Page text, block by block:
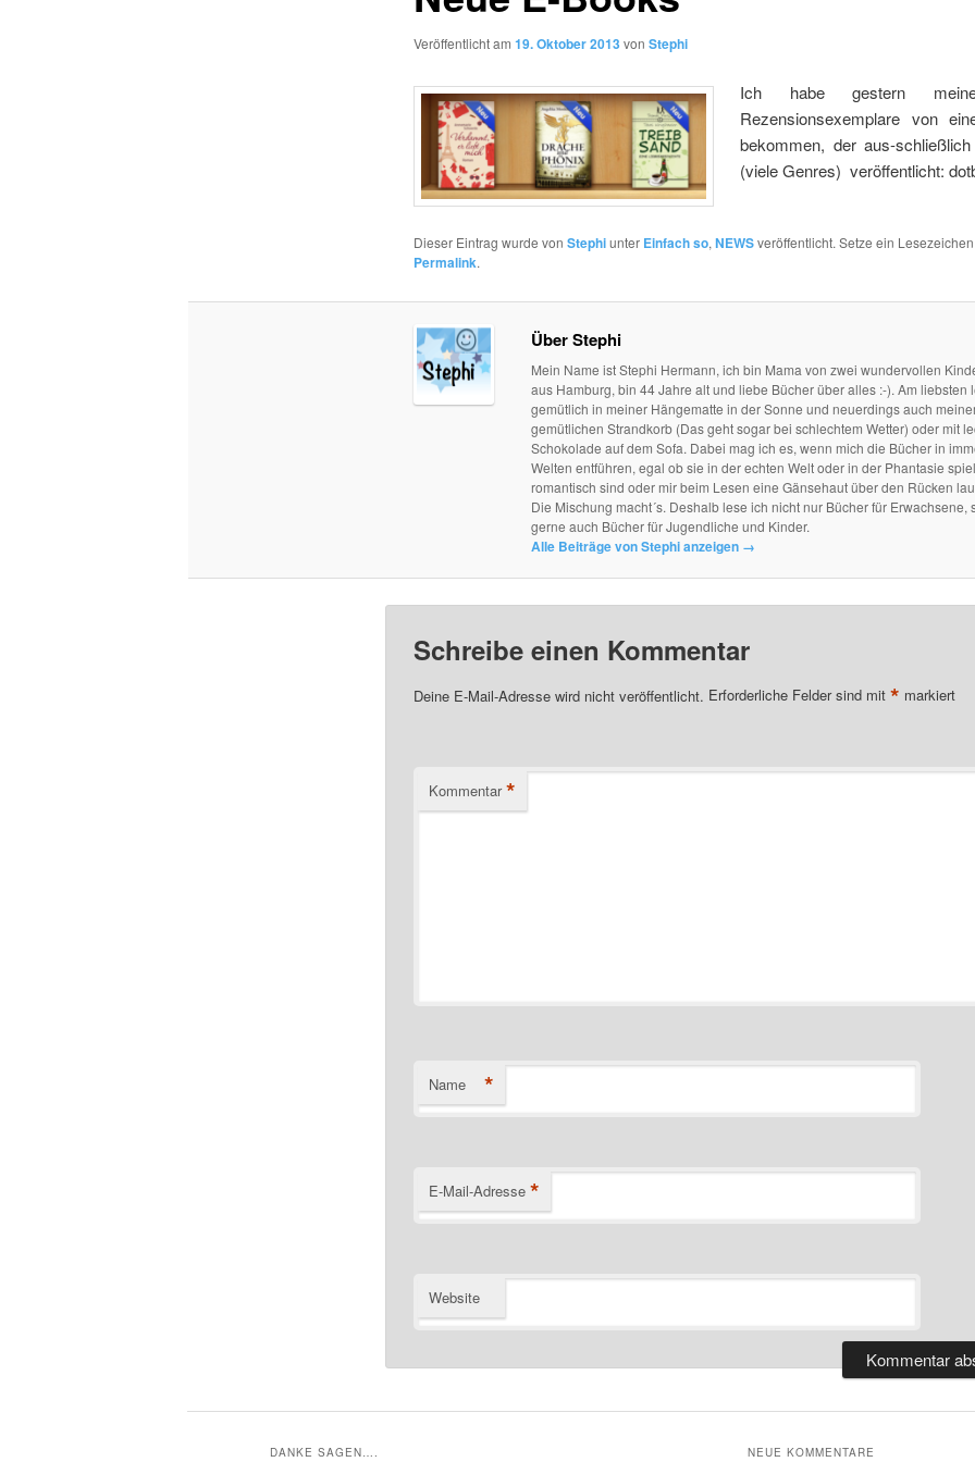
Veröffentlicht am 19. Oktober 2013 von Stephi
Ich habe gestern
Rezensionsexemplare von
bekommen, der aus-
(viele Genres) veröffentlicht:
Dieser Eintrag wurde von Stephiunter Einfach so, NEWSveröffentlicht. Setze ein
Permalink.
Über Stephi
Mein Name ist Stephi Hermann, ich bin Mama von zwei wundervollen
aus Hamburg, bin 44 Jahre alt und liebe Bücher über alles :-). Am liebsten
gemütlich in meiner Hängematte in der Sonne und neuerdings auch
gemütlichen Strandkorb (Das geht sogar bei schlechtem Wetter) oder mit
Schokolade auf dem Sofa. Dabei mag ich es, wenn mich die Bücher in
Welten entführen, egal ob sie in der echten Welt oder in der Phantasie
romantisch sind oder mir beim Lesen eine Gänsehaut über den Rücken
Die Mischung macht´s. Deshalb lese ich nicht nur Bücher für Erwachsene,
gerne auch Bücher für Jugendliche und Kinder.
Alle Beiträge von Stephi anzeigen →
Schreibe einen Kommentar
Deine E-Mail-Adresse wird nicht veröffentlicht. Erforderliche Felder sind mit * markiert
Kommentar *
Name *
E-Mail-Adresse *
Website
DANKE SAGEN…. NEUE KOMMENTARE